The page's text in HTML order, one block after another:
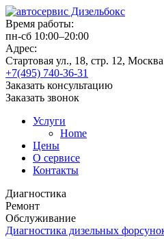
Время работы:
пн-сб 10:00–20:00
Адрес:
Стартовая ул., 18, стр. 12,
+7(495) 740-36-31
Заказать консультацию
Заказать звонок
Услуги
Home
Цены
О сервисе
Контакты
Диагностика
Ремонт
Обслуживание
Диагностика дизельных